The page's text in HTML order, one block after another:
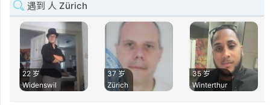
遇到 人 Zürich
22 岁
Widenswil
37 岁
Zürich
35 岁
Winterthur